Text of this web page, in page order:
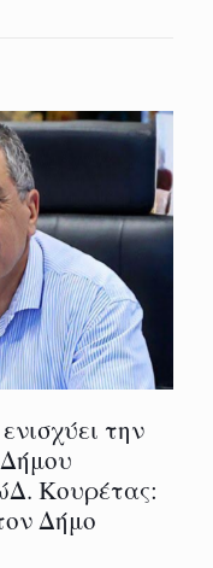
την
Κουρέτας:
Δήμο